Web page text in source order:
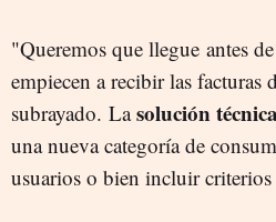
"Queremos que llegue antes
empiecen a recibir las facturas
subrayado. Lasolucióntécnica
una nueva categoría de
usuarios o bien incluir